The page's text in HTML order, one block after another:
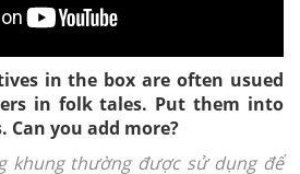
in the box are often usued
in folk tales. Put them into
Can you add more?
khung thường được sử dụng để